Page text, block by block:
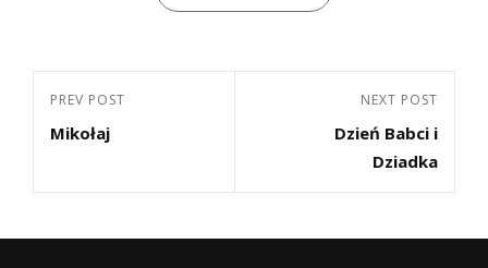
Nawigacja
wpisu
Previous
Post
PREV POST
Mikołaj
NEXT POST
Dzień Babci i
Dziadka